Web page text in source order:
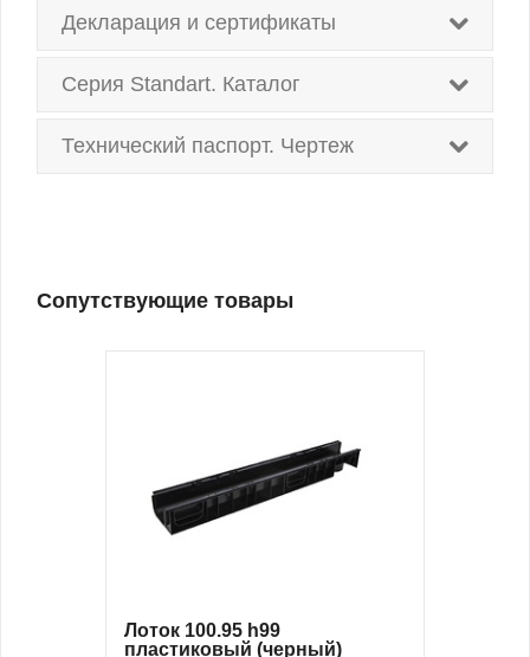
Декларация и сертификаты
Серия Standart. Каталог
Технический паспорт. Чертеж
Сопутствующие товары
Лоток 100.95 h99
пластиковый (черный)